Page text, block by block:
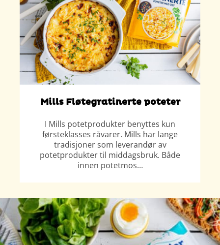
Mills Fløtegratinerte poteter
I Mills potetprodukter benyttes kun
førsteklasses råvarer. Mills har lange
tradisjoner som leverandør av
potetprodukter til middagsbruk. Både
innen potetmos…